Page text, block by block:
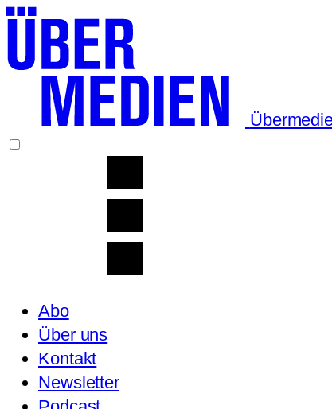
Abo
Über uns
Kontakt
Newsletter